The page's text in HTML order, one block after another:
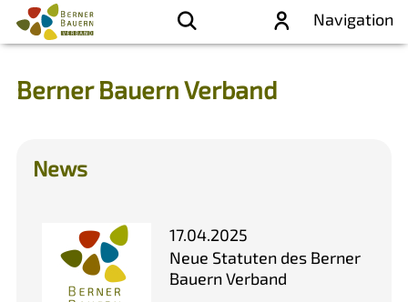
Navigation
Berner Bauern Verband
News
17.04.2025
Neue Statuten des Berner
Bauern Verband